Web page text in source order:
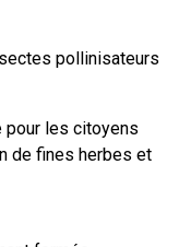
pollinisateurs
pour les citoyens
de fines herbes et